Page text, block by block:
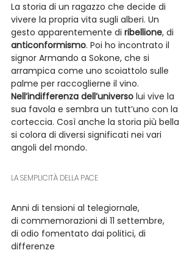
La storia di un ragazzo che decide di
vivere la propria vita sugli alberi. Un
gesto apparentemente di ribellione, di
anticonformismo. Poi ho incontrato il
signor Armando a Sokone, che si
arrampica come uno scoiattolo sulle
palme per raccoglierne il vino.
Nell’indifferenza dell’universo lui vive la
sua favola e sembra un tutt’uno con la
corteccia. Così anche la storia più bella
si colora di diversi significati nei vari
angoli del mondo.
LA SEMPLICITÀ DELLA PACE
Anni di tensioni al telegiornale,
di commemorazioni di 11 settembre,
di odio fomentato dai politici, di
differenze